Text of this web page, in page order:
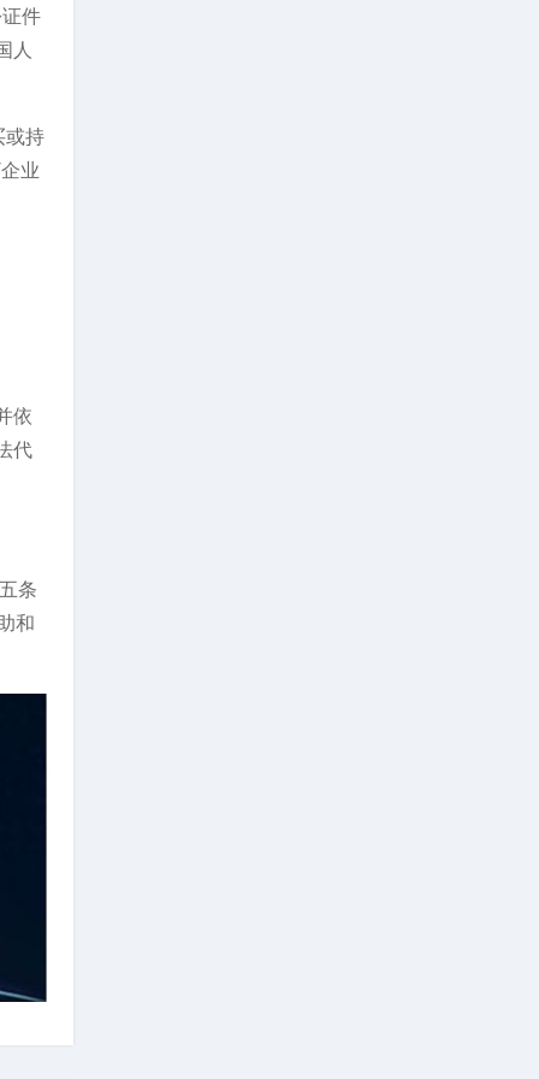
件
人
或持
业
依
代
条
和